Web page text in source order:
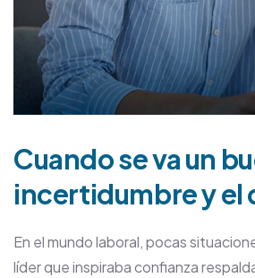
Cuando se va un
incertidumbre y el
En el mundo laboral, pocas
líder que inspiraba confianza